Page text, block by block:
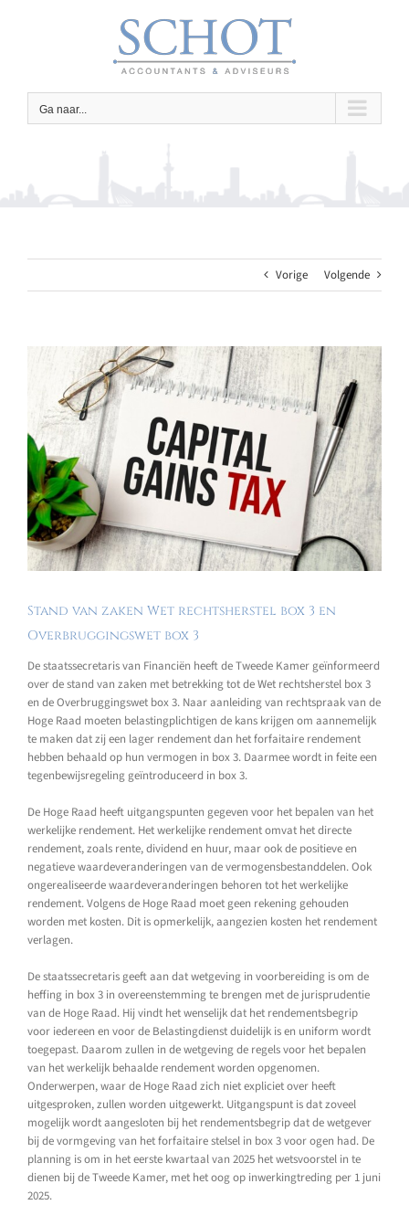
Ga naar...
Vorige Volgende
grotere
afbeelding
Stand van zaken Wet rechtsherstel box 3 en
Overbruggingswet box 3
De staatssecretaris van Financiën heeft de Tweede Kamer geïnformeerd
over de stand van zaken met betrekking tot de Wet rechtsherstel box 3
en de Overbruggingswet box 3. Naar aanleiding van rechtspraak van de
Hoge Raad moeten belastingplichtigen de kans krijgen om aannemelijk
te maken dat zij een lager rendement dan het forfaitaire rendement
hebben behaald op hun vermogen in box 3. Daarmee wordt in feite een
tegenbewijsregeling geïntroduceerd in box 3.
De Hoge Raad heeft uitgangspunten gegeven voor het bepalen van het
werkelijke rendement. Het werkelijke rendement omvat het directe
rendement, zoals rente, dividend en huur, maar ook de positieve en
negatieve waardeveranderingen van de vermogensbestanddelen. Ook
ongerealiseerde waardeveranderingen behoren tot het werkelijke
rendement. Volgens de Hoge Raad moet geen rekening gehouden
worden met kosten. Dit is opmerkelijk, aangezien kosten het rendement
verlagen.
De staatssecretaris geeft aan dat wetgeving in voorbereiding is om de
heffing in box 3 in overeenstemming te brengen met de jurisprudentie
van de Hoge Raad. Hij vindt het wenselijk dat het rendementsbegrip
voor iedereen en voor de Belastingdienst duidelijk is en uniform wordt
toegepast. Daarom zullen in de wetgeving de regels voor het bepalen
van het werkelijk behaalde rendement worden opgenomen.
Onderwerpen, waar de Hoge Raad zich niet expliciet over heeft
uitgesproken, zullen worden uitgewerkt. Uitgangspunt is dat zoveel
mogelijk wordt aangesloten bij het rendementsbegrip dat de wetgever
bij de vormgeving van het forfaitaire stelsel in box 3 voor ogen had. De
planning is om in het eerste kwartaal van 2025 het wetsvoorstel in te
dienen bij de Tweede Kamer, met het oog op inwerkingtreding per 1 juni
2025.